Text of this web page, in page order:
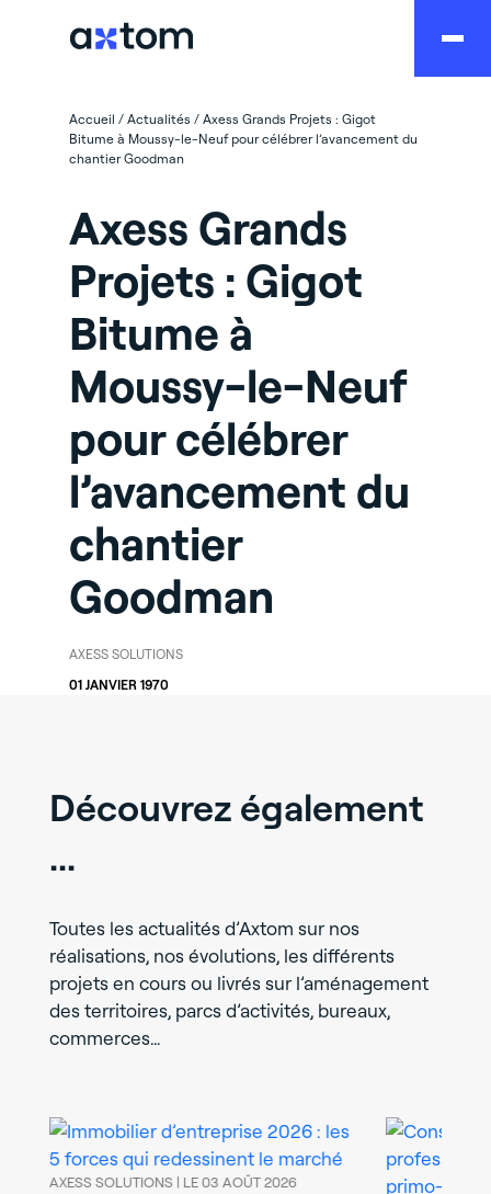
Accueil / Actualités / Axess Grands Projets : Gigot
Bitume à Moussy-le-Neuf pour célébrer l’avancement du
chantier Goodman
Axess Grands
Projets : Gigot
Bitume à
Moussy-le-Neuf
pour célébrer
l’avancement du
chantier
Goodman
AXESS SOLUTIONS
01 JANVIER 1970
Découvrez également
...
Toutes les actualités d’Axtom sur nos
réalisations, nos évolutions, les différents
projets en cours ou livrés sur l’aménagement
des territoires, parcs d’activités, bureaux,
commerces…
AXESS SOLUTIONS | LE 03 AOÛT 2026